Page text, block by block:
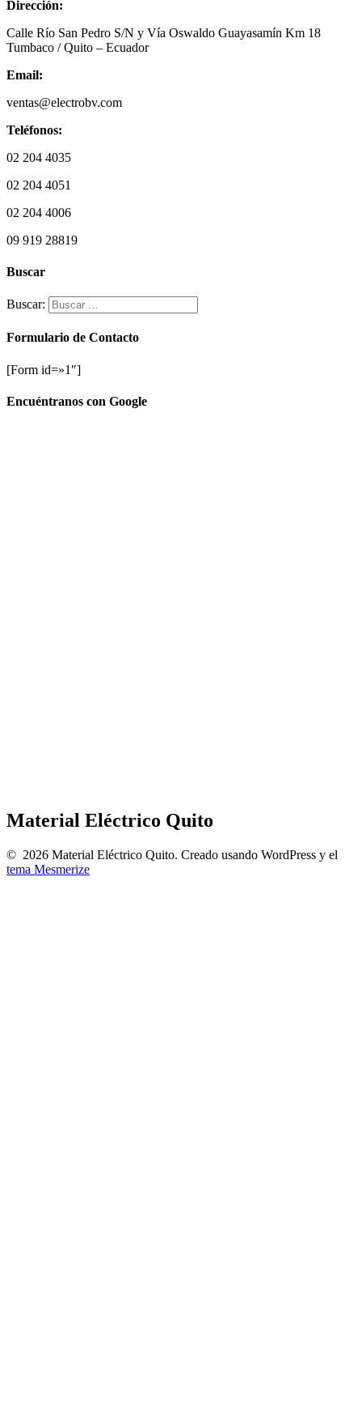
Dirección:
Calle Río San Pedro S/N y Vía Oswaldo Guayasamín Km 18
Tumbaco / Quito – Ecuador
Email:
ventas@electrobv.com
Teléfonos:
02 204 4035
02 204 4051
02 204 4006
09 919 28819
Buscar
Buscar:
Formulario de Contacto
[Form id=»1″]
Encuéntranos con Google
Material Eléctrico Quito
© 2026 Material Eléctrico Quito. Creado usando WordPress y el
tema Mesmerize